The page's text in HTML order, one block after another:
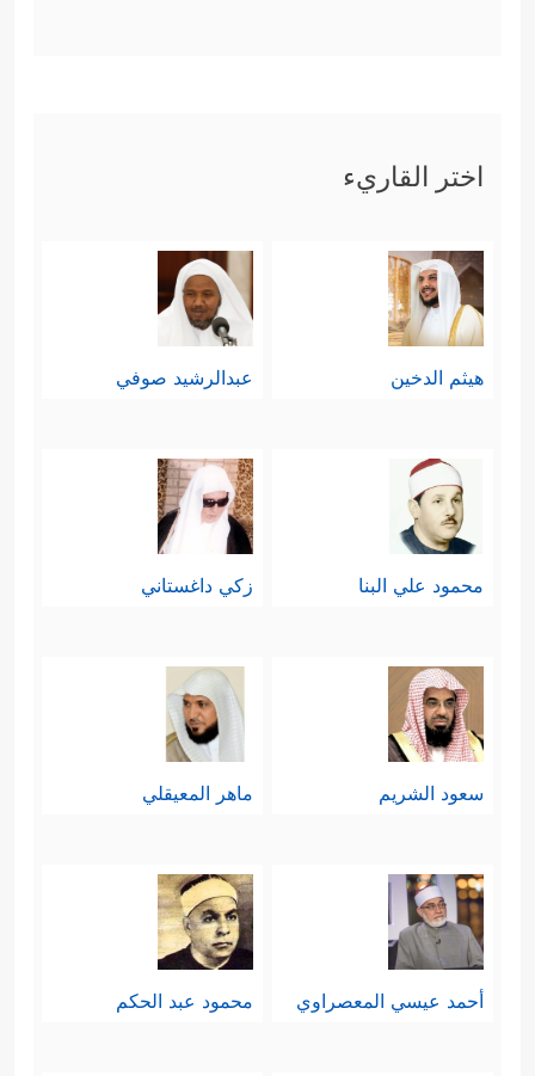
اختر القاريء
هيثم الدخين عبدالرشيد صوفي
محمود علي البنا زكي داغستاني
سعود الشريم ماهر المعيقلي
أحمد عيسي المعصراوي محمود عبد الحكم